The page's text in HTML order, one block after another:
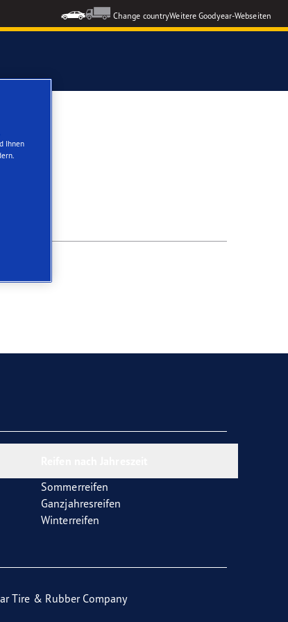
Change countryWeitere Goodyear-Webseiten
3
Sommerreifen
Ganzjahresreifen
Winterreifen
Tire & Rubber Company
Ihnen